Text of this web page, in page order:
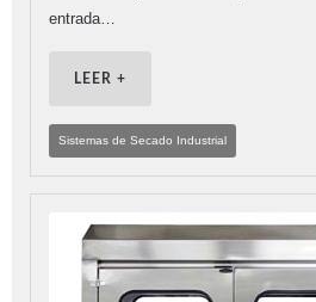
entrada…
LEER +
Sistemas de Secado Industrial